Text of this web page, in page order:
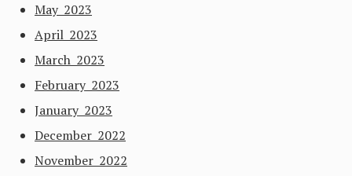
May 2023
April 2023
March 2023
February 2023
January 2023
December 2022
November 2022